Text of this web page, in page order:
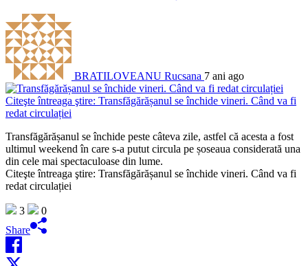
BRATILOVEANU Rucsana 7 ani ago
Transfăgărășanul se închide peste câteva zile, astfel că acesta a fost
ultimul weekend în care s-a putut circula pe șoseaua considerată una
din cele mai spectaculoase din lume.
Citeşte întreaga ştire: Transfăgărășanul se închide vineri. Când va fi
redat circulației
3
0
Share